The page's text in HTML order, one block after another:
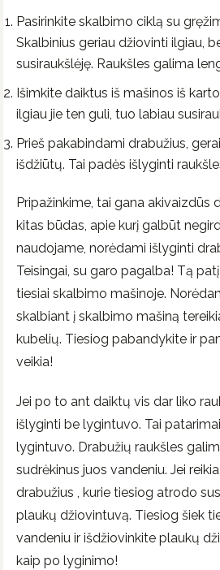
Pasirinkite skalbimo ciklą su
Skalbinius geriau džiovinti ilgiau,
susiraukšlėję. Raukšles galima
Išimkite daiktus iš mašinos iš
ilgiau jie ten guli, tuo labiau
Prieš pakabindami drabužius,
išdžiūtų. Tai padės išlyginti
Pripažinkime, tai gana akivaizdūs
kitas būdas, apie kurį galbūt
naudojame, norėdami išlyginti
Teisingai, su garo pagalba! Tą
tiesiai skalbimo mašinoje.
skalbiant į skalbimo mašiną
kubelių. Tiesiog pabandykite ir
veikia!
Jei po to ant daiktų vis dar liko
išlyginti be lygintuvo. Tai
lygintuvo. Drabužių raukšles
sudrėkinus juos vandeniu. Jei
drabužius , kurie tiesiog atrodo
plaukų džiovintuvą. Tiesiog šiek
vandeniu ir išdžiovinkite plaukų
kaip po lyginimo!